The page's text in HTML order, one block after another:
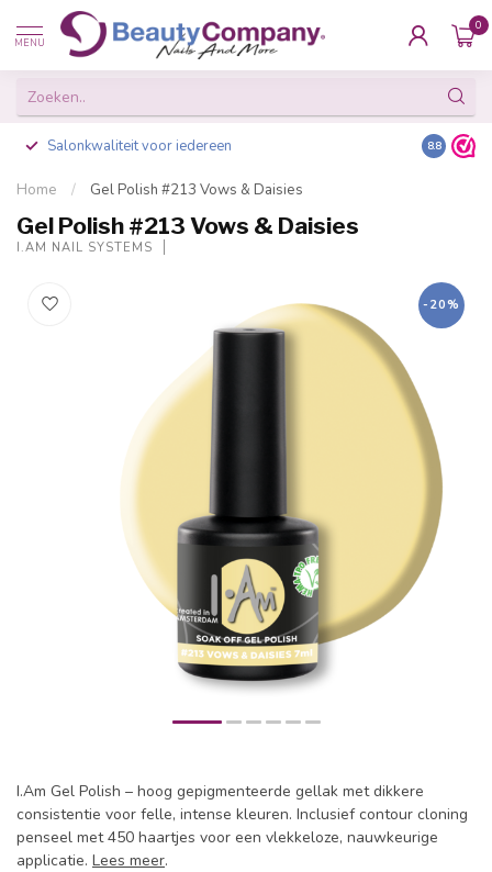
MENU
0
Salonkwaliteit voor iedereen Gratis
8.8
Home / Gel Polish #213 Vows & Daisies
Gel Polish #213 Vows & Daisies
I.AM NAIL SYSTEMS
-20%
I.Am Gel Polish – hoog gepigmenteerde gellak met dikkere
consistentie voor felle, intense kleuren. Inclusief contour cloning
penseel met 450 haartjes voor een vlekkeloze, nauwkeurige
applicatie. Lees meer.